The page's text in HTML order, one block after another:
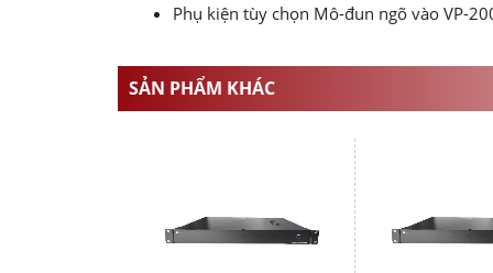
Phụ kiện tùy chọn Mô-đun ngõ vào VP-
SẢN PHẨM KHÁC